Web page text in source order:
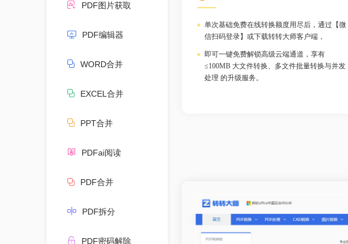
PDF图片获取
PDF编辑器
WORD合并
EXCEL合并
PPT合并
PDFai阅读
PDF合并
PDF拆分
PDF密码解除
单次基础免费在线转换额度用尽后，通过【微
信扫码登录】或下载转转大师客户端，
即可一键免费解锁高级云端通道，享有
≤100MB 大文件转换、多文件批量转换与并发
处理 的升级服务。